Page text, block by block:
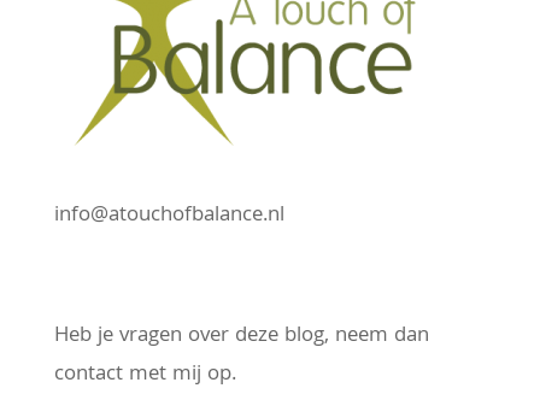
info@atouchofbalance.nl
Heb je vragen over deze blog, neem dan
contact met mij op.